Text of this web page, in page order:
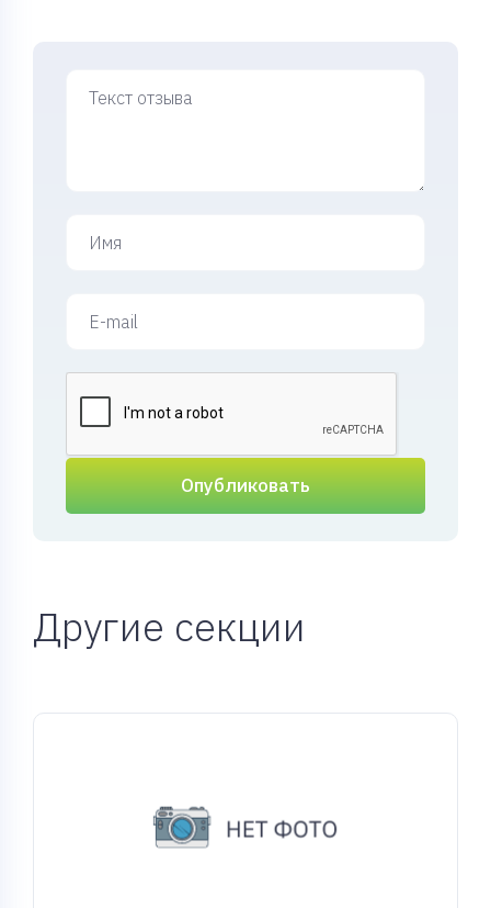
Опубликовать
Другие секции